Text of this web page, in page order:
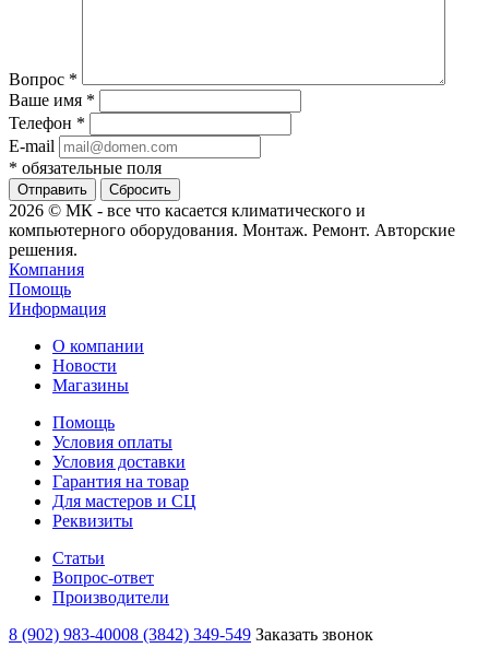
Вопрос *
Ваше имя *
Телефон *
E-mail
* обязательные поля
Сбросить
2026 © МК - все что касается климатического и
компьютерного оборудования. Монтаж. Ремонт. Авторские
решения.
Компания
Помощь
Информация
О компании
Новости
Магазины
Помощь
Условия оплаты
Условия доставки
Гарантия на товар
Для мастеров и СЦ
Реквизиты
Статьи
Вопрос-ответ
Производители
8 (902) 983-40008 (3842) 349-549 Заказать звонок